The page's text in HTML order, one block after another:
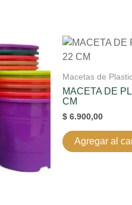
Macetas de
MACETA DE
CM
$ 6.900,00
Agregar al